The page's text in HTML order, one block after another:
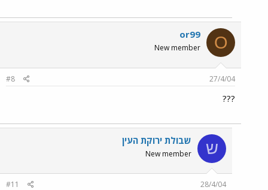
O
or99
New member
27/4/04
#8
???
ש שבולת ירוקת העין
New member
28/4/04
#11